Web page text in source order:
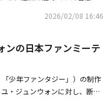
人の働く権利を侵害する権利
的紛争により、長い時間にわ
当然の義務です。当社は、
はもちろん、このような被害
とうございます。
ビューした。PHUNKEY STU
し、現在裁判が進行中だ。・
3億円規模の損害賠償請求へ
はユ・ジュンウォンを相手取
を予告・FANTASY BOYS
STUDIOが両親との交渉内
で約3億円規模の損害賠償請
ブクド）全州（チョンジュ）
、ユ・ジュンウォン側がイン
作会社側は「1日たりともま
ルも一切遂行していない状態
6日、ユ・ジュンウォンを相
た。PHUNKY STUDIOによる
いう意見を伝えたという。キ
わりに若いアーティストの将
5月16日午後1時、ソウル江南
ュンウォンの両親は約1時間に
は5,000席規模の日本ファン
2026/02/08 16:46
ンの日本ファンミーテ
少年ファンタジー」）の制作
・ジュンウォンに対し、断固